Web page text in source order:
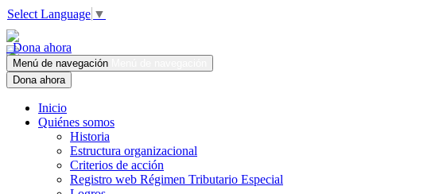
Select Language ▼
Dona ahora
Menú de navegación
Dona ahora
Inicio
Quiénes somos
Historia
Estructura organizacional
Criterios de acción
Registro web Régimen Tributario Especial